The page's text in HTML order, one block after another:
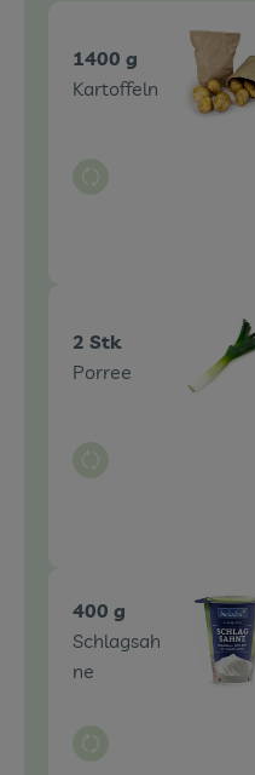
1400 g
Kartoffeln
Auswahl ändern
2 Stk
Porree
Auswahl ändern
400 g
Schlagsah
ne
Auswahl ändern